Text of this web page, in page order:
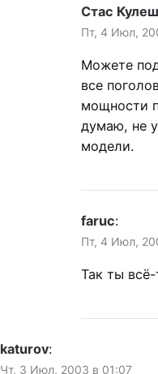
Стас Кулеш
Пт, 4 Июл,
Можете
все
мощности
думаю, не
модели.
faruc:
Пт, 4 Июл,
Так ты
katurov:
Чт, 3 Июл, 2003 в 01:07